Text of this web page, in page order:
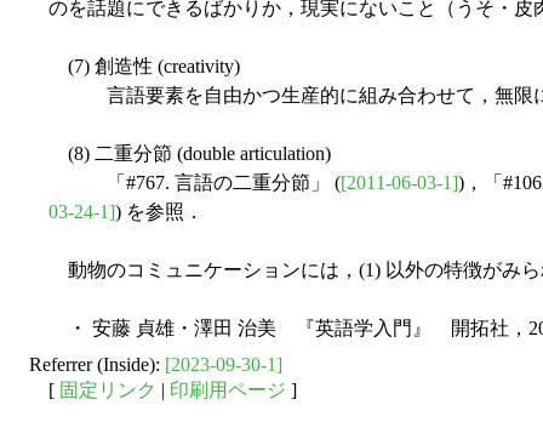
のを話題にできるばかりか，現実にないこと（うそ・
(7) 創造性 (creativity)
言語要素を自由かつ生産的に組み合わせて，無限
(8) 二重分節 (double articulation)
「#767. 言語の二重分節」 ([2011-06-03-1])，「
03-24-1]) を参照．
動物のコミュニケーションには，(1) 以外の特徴がみ
・ 安藤 貞雄・澤田 治美 『英語学入門』 開拓社，
Referrer (Inside): [2023-09-30-1]
[ 固定リンク | 印刷用ページ ]